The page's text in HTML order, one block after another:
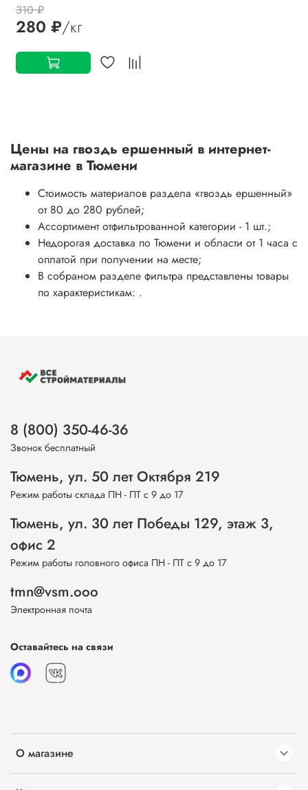
310 ₽
280 ₽/кг
Цены на гвоздь ершенный в интернет-
магазине в Тюмени
Стоимость материалов раздела «гвоздь ершенный»
от 80 до 280 рублей;
Ассортимент отфильтрованной категории - 1 шт.;
Недорогая доставка по Тюмени и области от 1 часа с
оплатой при получении на месте;
В собраном разделе фильтра представлены товары
по характеристикам: .
О магазине
8 (800) 350-46-36
Звонок бесплатный
Тюмень, ул. 50 лет Октября 219
Режим работы склада ПН - ПТ с 9 до 17
Тюмень, ул. 30 лет Победы 129, этаж 3,
офис 2
Режим работы головного офиса ПН - ПТ с 9 до 17
tmn@vsm.ooo
Электронная почта
Оставайтесь на связи